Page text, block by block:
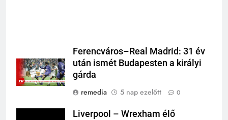
Ferencváros–Real Madrid: 31 év
után ismét Budapesten a királyi
gárda
remedia
5 nap ezelőtt 0
Liverpool – Wrexham élő